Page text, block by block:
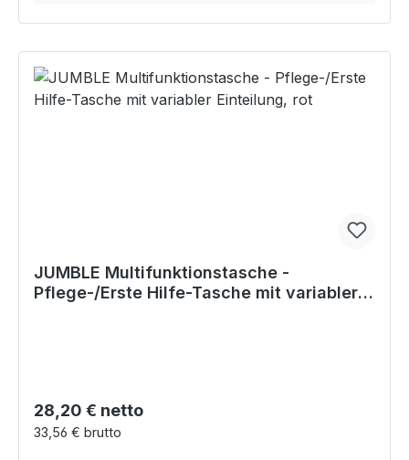
JUMBLE Multifunktionstasche -
Pflege-/Erste Hilfe-Tasche mit variabler
Regulärer Preis:
28,20 € netto
33,56 € brutto